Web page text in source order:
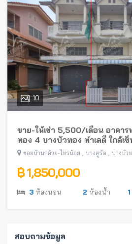
10
ขาย-ให้เช่า 5,500/เดือน อาคา
ทอง 4 บางบัวทอง ทำเลดี ใกล้เซ็
ซอยบ้านกล้วย-ไทรน้อย บางคูรัด บางบัว
฿ 1,850,000
3 ห้องนอน 2 ห้องน้ำ 1
สอบถามข้อมูล